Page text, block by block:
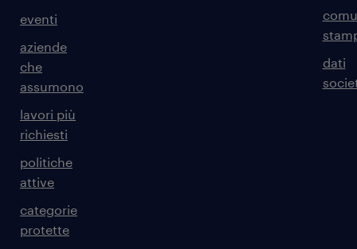
eventi
aziende
che
assumono
lavori più
richiesti
politiche
attive
categorie
protette
dati